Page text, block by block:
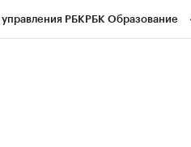
РБКРБК Образование